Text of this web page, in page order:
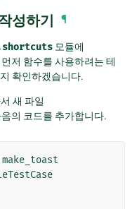
성하기 ¶
모듈에
저 함수를 사용하려는 테
확인하겠습니다.
새 파일
의 코드를 추가합니다.
make_toast